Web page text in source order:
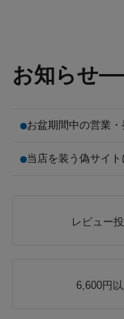
お知らせ
お盆期間中の営業
当店を装う偽サイ
レビュー
6,600円